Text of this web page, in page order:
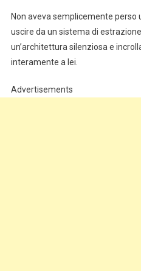
Non aveva semplicemente perso
uscire da un sistema di
un’architettura silenziosa e
interamente a lei.
Advertisements